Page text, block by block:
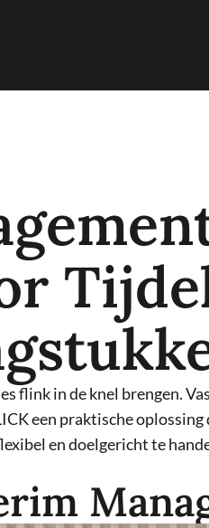
Rechts
flink in de knel brengen.
een praktische
en doelgericht te